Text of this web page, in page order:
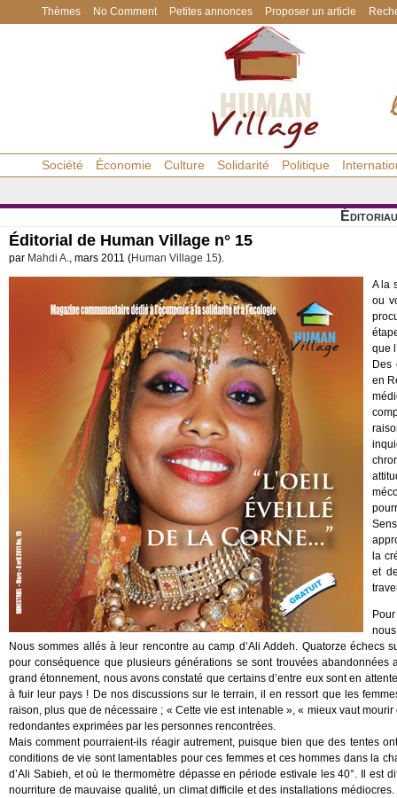
Thèmes No Comment Petites annonces Proposer un article
Société Économie Culture Solidarité Politique
Éditorial de Human Village n° 15
par Mahdi A., mars 2011 (Human Village 15).
A la
ou
que
Des
en
la
et
Nous sommes allés à leur rencontre au camp d’Ali Addeh. Quatorze
pour conséquence que plusieurs générations se sont trouvées
grand étonnement, nous avons constaté que certains d’entre eux sont en
à fuir leur pays ! De nos discussions sur le terrain, il en ressort que les
raison, plus que de nécessaire ; « Cette vie est intenable », « mieux vaut
redondantes exprimées par les personnes rencontrées.
Mais comment pourraient-ils réagir autrement, puisque bien que des tentes
conditions de vie sont lamentables pour ces femmes et ces hommes dans la
d’Ali Sabieh, et où le thermomètre dépasse en période estivale les 40°. Il est
nourriture de mauvaise qualité, un climat difficile et des installations